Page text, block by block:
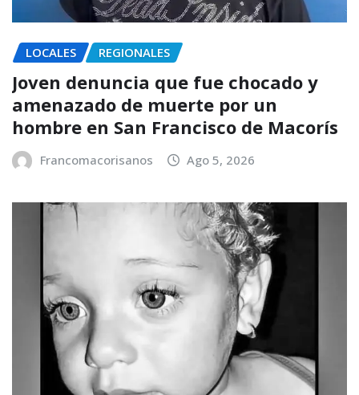
LOCALES REGIONALES
Joven denuncia que fue chocado y
amenazado de muerte por un
hombre en San Francisco de Macorís
Francomacorisanos Ago 5, 2026